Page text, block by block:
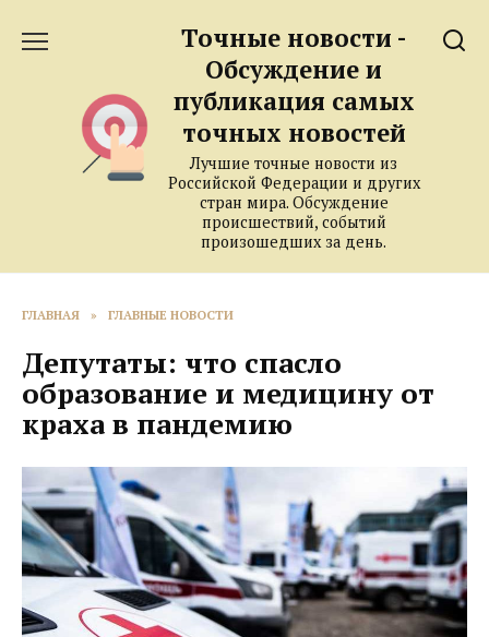
Точные новости -
Обсуждение и
публикация самых
точных новостей
Лучшие точные новости из
Российской Федерации и других
стран мира. Обсуждение
происшествий, событий
произошедших за день.
ГЛАВНАЯ » ГЛАВНЫЕ НОВОСТИ
Депутаты: что спасло
образование и медицину от
краха в пандемию